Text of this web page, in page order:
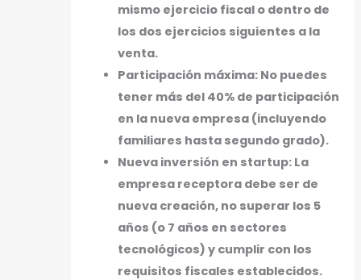
mismo ejercicio fiscal o dentro de
los dos ejercicios siguientes a la
venta.
Participación máxima: No puedes
tener más del 40% de participación
en la nueva empresa (incluyendo
familiares hasta segundo grado).
Nueva inversión en startup: La
empresa receptora debe ser de
nueva creación, no superar los 5
años (o 7 años en sectores
tecnológicos) y cumplir con los
requisitos fiscales establecidos.